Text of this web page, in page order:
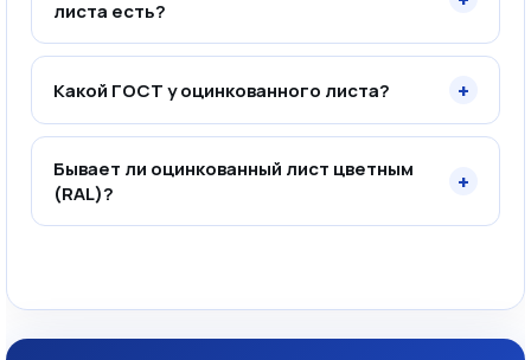
листа есть?
Какой ГОСТ у оцинкованного листа? +
Бывает ли оцинкованный лист цветным
(RAL)?
+